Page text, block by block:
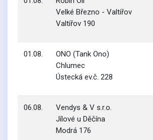
Velké Březno - Valtířov
Valtířov 190
01.08.
ONO (Tank Ono)
Chlumec
Ústecká ev.č. 228
06.08.
Vendys & V s.r.o.
Jílové u Děčína
Modrá 176